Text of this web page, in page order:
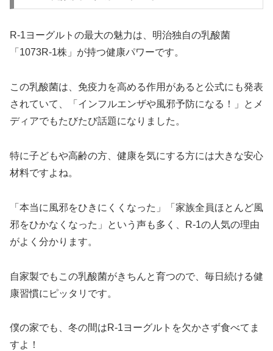
R-1ヨーグルトの最大の魅力は、明治独自の乳酸菌
「1073R-1株」が持つ健康パワーです。
この乳酸菌は、免疫力を高める作用があると公式にも発表
されていて、「インフルエンザや風邪予防になる！」とメ
ディアでもたびたび話題になりました。
特に子どもや高齢の方、健康を気にする方には大きな安心
材料ですよね。
「本当に風邪をひきにくくなった」「家族全員ほとんど風
邪をひかなくなった」という声も多く、R-1の人気の理由
がよく分かります。
自家製でもこの乳酸菌がきちんと育つので、毎日続ける健
康習慣にピッタリです。
僕の家でも、冬の間はR-1ヨーグルトを欠かさず食べてま
すよ！